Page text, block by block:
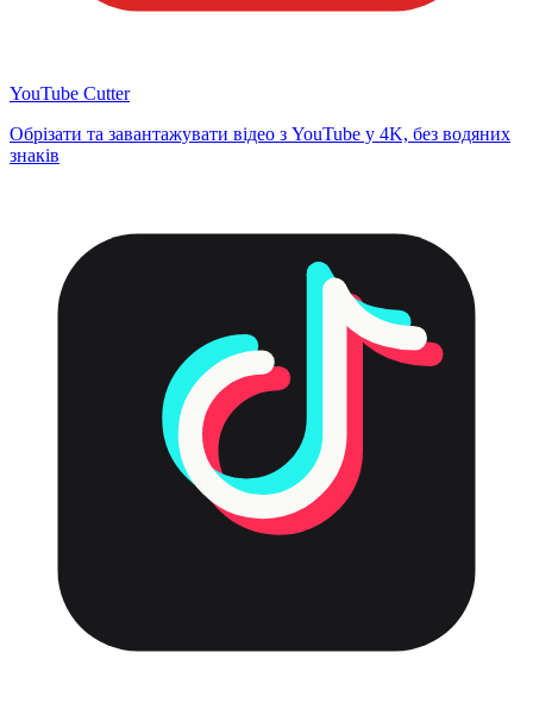
YouTube Cutter
Обрізати та завантажувати відео з YouTube у 4K, без водяних
знаків